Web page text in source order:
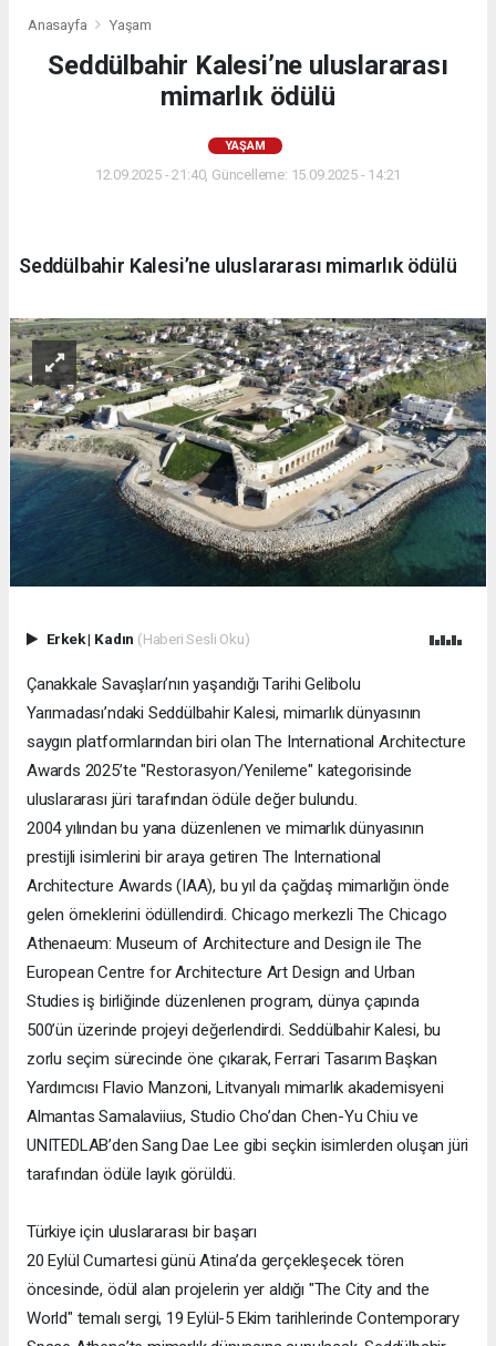
Anasayfa Yaşam
Seddülbahir Kalesi’ne uluslararası
mimarlık ödülü
YAŞAM
12.09.2025 - 21:40, Güncelleme: 15.09.2025 - 14:21
Seddülbahir Kalesi’ne uluslararası mimarlık ödülü
Erkek| Kadın (Haberi Sesli Oku)
Çanakkale Savaşları’nın yaşandığı Tarihi Gelibolu
Yarımadası’ndaki Seddülbahir Kalesi, mimarlık dünyasının
saygın platformlarından biri olan The International Architecture
Awards 2025’te "Restorasyon/Yenileme" kategorisinde
uluslararası jüri tarafından ödüle değer bulundu.
2004 yılından bu yana düzenlenen ve mimarlık dünyasının
prestijli isimlerini bir araya getiren The International
Architecture Awards (IAA), bu yıl da çağdaş mimarlığın önde
gelen örneklerini ödüllendirdi. Chicago merkezli The Chicago
Athenaeum: Museum of Architecture and Design ile The
European Centre for Architecture Art Design and Urban
Studies iş birliğinde düzenlenen program, dünya çapında
500’ün üzerinde projeyi değerlendirdi. Seddülbahir Kalesi, bu
zorlu seçim sürecinde öne çıkarak, Ferrari Tasarım Başkan
Yardımcısı Flavio Manzoni, Litvanyalı mimarlık akademisyeni
Almantas Samalaviius, Studio Cho’dan Chen-Yu Chiu ve
UNITEDLAB’den Sang Dae Lee gibi seçkin isimlerden oluşan jüri
tarafından ödüle layık görüldü.
Türkiye için uluslararası bir başarı
20 Eylül Cumartesi günü Atina’da gerçekleşecek tören
öncesinde, ödül alan projelerin yer aldığı "The City and the
World" temalı sergi, 19 Eylül-5 Ekim tarihlerinde Contemporary